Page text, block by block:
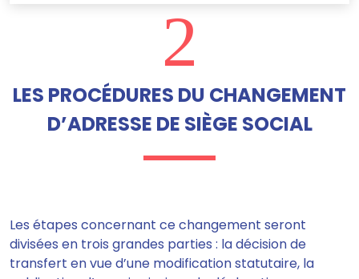
2
LES PROCÉDURES DU CHANGEMENT
D’ADRESSE DE SIÈGE SOCIAL
Les étapes concernant ce changement seront
divisées en trois grandes parties : la décision de
transfert en vue d’une modification statutaire, la